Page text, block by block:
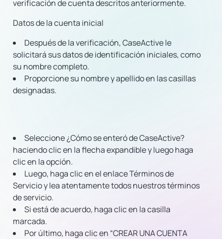
verificación de cuenta descritos anteriormente.
Datos de la cuenta inicial
Después de la verificación, CaseActive le
solicitará sus datos de identificación iniciales, como
su nombre completo.
Proporcione su nombre y apellido en las casillas
designadas.
Seleccione ¿Cómo se enteró de CaseActive?
haciendo clic en la flecha expandible y luego haga
clic en la opción.
Luego, haga clic en el enlace Términos de
Servicio y lea atentamente todos nuestros términos
de servicio.
Si está de acuerdo, haga clic en la casilla
marcada.
Por último, haga clic en “CREAR UNA CUENTA